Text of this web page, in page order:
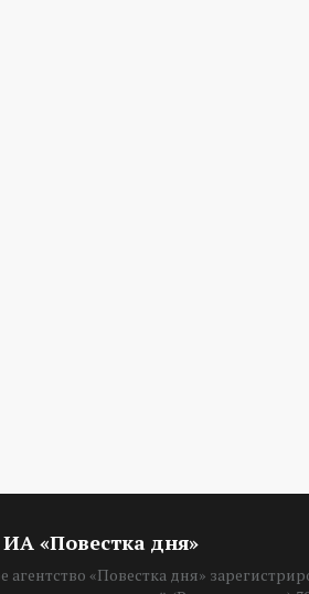
ИА «Повестка дня»
«Повестка дня»